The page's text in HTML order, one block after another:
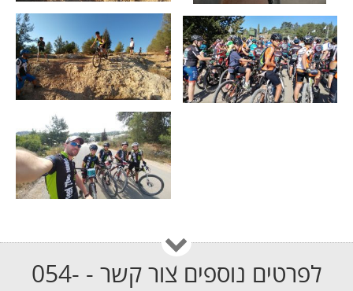
לפרטים נוספים צור קשר - 054-